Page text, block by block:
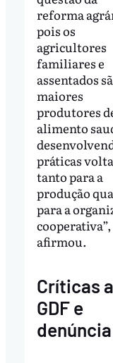
reforma
pois os
agricultores
familiares e
assentados
maiores
produtores
alimento
práticas
tanto para a
produção
para a
cooperativa”,
afirmou.
Críticas
GDF e
denúncia